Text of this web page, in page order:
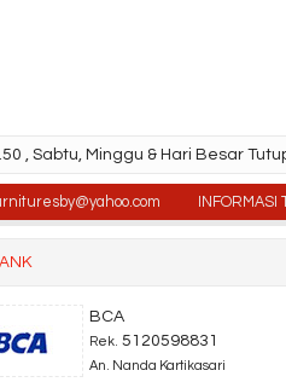
, Sabtu, Minggu & Hari Besar
INFORMASI TOKO
BCA
Rek. 5120598831
An. Nanda Kartikasari